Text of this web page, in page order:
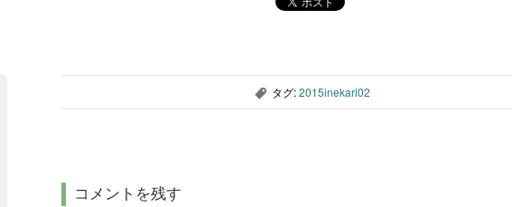
, タグ:2015inekari02
コメントを残す